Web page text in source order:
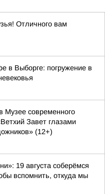
Отличного вам
в Выборге: погружение в
Музее современного
Завет глазами
(12+)
19 августа соберёмся
вспомнить, откуда мы